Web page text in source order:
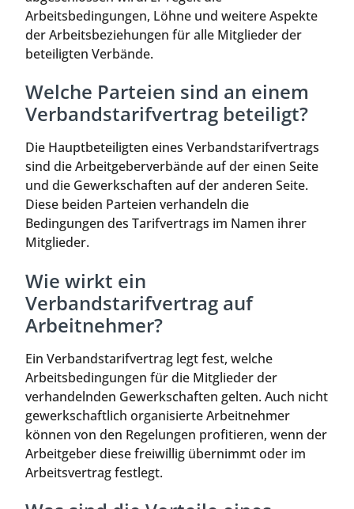
Arbeitsbedingungen, Löhne und weitere Aspekte
der Arbeitsbeziehungen für alle Mitglieder der
beteiligten Verbände.
Welche Parteien sind an einem
Verbandstarifvertrag beteiligt?
Die Hauptbeteiligten eines Verbandstarifvertrags
sind die Arbeitgeberverbände auf der einen Seite
und die Gewerkschaften auf der anderen Seite.
Diese beiden Parteien verhandeln die
Bedingungen des Tarifvertrags im Namen ihrer
Mitglieder.
Wie wirkt ein
Verbandstarifvertrag auf
Arbeitnehmer?
Ein Verbandstarifvertrag legt fest, welche
Arbeitsbedingungen für die Mitglieder der
verhandelnden Gewerkschaften gelten. Auch nicht
gewerkschaftlich organisierte Arbeitnehmer
können von den Regelungen profitieren, wenn der
Arbeitgeber diese freiwillig übernimmt oder im
Arbeitsvertrag festlegt.